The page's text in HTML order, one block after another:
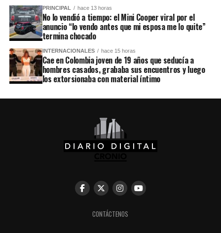
PRINCIPAL hace 13 horas
No lo vendió a tiempo: el Mini Cooper viral por el
anuncio “lo vendo antes que mi esposa me lo quite”
termina chocado
INTERNACIONALES hace 15 horas
Cae en Colombia joven de 19 años que seducía a
hombres casados, grababa sus encuentros y luego
los extorsionaba con material íntimo
CONTÁCTENOS